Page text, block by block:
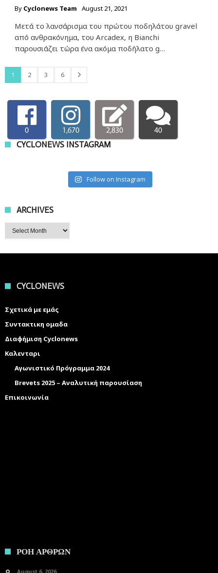
By Cyclonews Team August 21, 2021
Μετά το λανσάρισμα του πρώτου ποδηλάτου gravel
από ανθρακόνημα, του Arcadex, η Bianchi
παρουσιάζει τώρα ένα ακόμα ποδήλατο g…
1 2 3 6
0 1,670 2,830 40
CYCLONEWS INSTAGRAM
Follow on Instagram
ARCHIVES
Archives
CYCLONEWS
Σχετικά με εμάς
Συντακτικη ομαδα
Διαφήμιση Cyclonews
Καλενταρι
Αγωνιστικό Πρόγραμμα 2024
Brevets 2025 – Αναλυτική παρουσίαση
Επικοινωνία
ΡΟΗ ΑΡΘΡΩΝ
August 6, 2026